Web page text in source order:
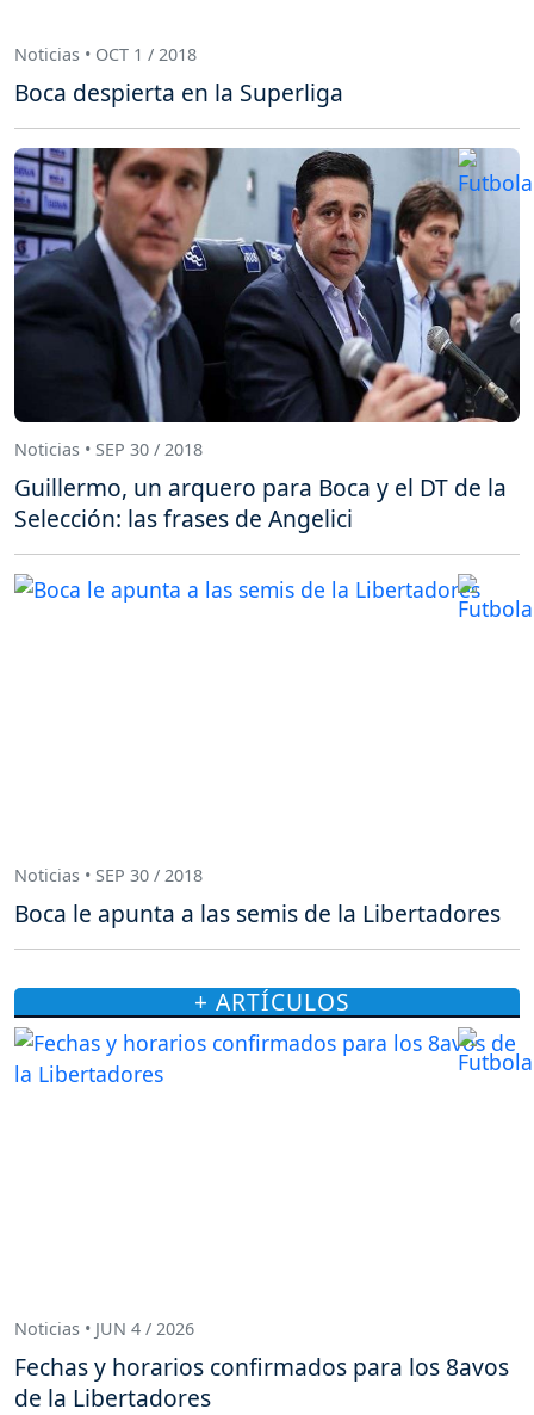
Noticias • OCT 1 / 2018
Boca despierta en la Superliga
Noticias • SEP 30 / 2018
Guillermo, un arquero para Boca y el DT de la
Selección: las frases de Angelici
Noticias • SEP 30 / 2018
Boca le apunta a las semis de la Libertadores
+ ARTÍCULOS
Noticias • JUN 4 / 2026
Fechas y horarios confirmados para los 8avos
de la Libertadores